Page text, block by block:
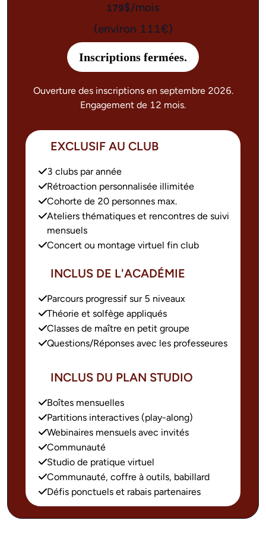
179$/mois
(environ 111€)
Inscriptions fermées.
Ouverture des inscriptions en septembre 2026.
Engagement de 12 mois.
EXCLUSIF AU CLUB
3 clubs par année
Rétroaction personnalisée illimitée
Cohorte de 20 personnes max.
Ateliers thématiques et rencontres de suivi
mensuels
Concert ou montage virtuel fin club
INCLUS DE L'ACADÉMIE
Parcours progressif sur 5 niveaux
Théorie et solfège appliqués
Classes de maître en petit groupe
Questions/Réponses avec les professeures
INCLUS DU PLAN STUDIO
Boîtes mensuelles
Partitions interactives (play-along)
Webinaires mensuels avec invités
Communauté
Studio de pratique virtuel
Communauté, coffre à outils, babillard
Défis ponctuels et rabais partenaires